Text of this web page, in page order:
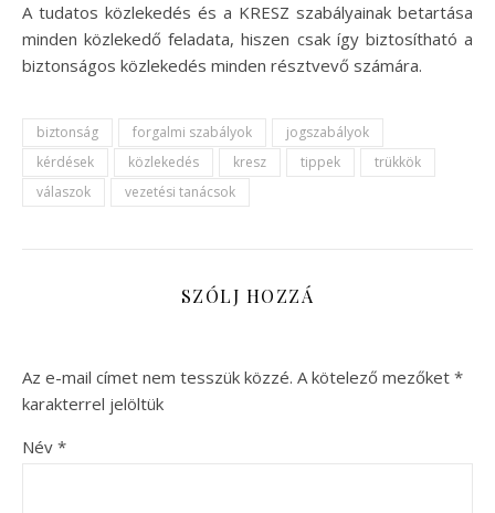
A tudatos közlekedés és a KRESZ szabályainak betartása
minden közlekedő feladata, hiszen csak így biztosítható a
biztonságos közlekedés minden résztvevő számára.
biztonság forgalmi szabályok
jogszabályok
kérdések
közlekedés kresz tippek
trükkök
válaszok
vezetési tanácsok
SZÓLJ HOZZÁ
Az e-mail címet nem tesszük közzé. A kötelező mezőket *
karakterrel jelöltük
Név *